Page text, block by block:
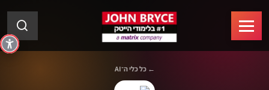
← כל כלי ה־AI